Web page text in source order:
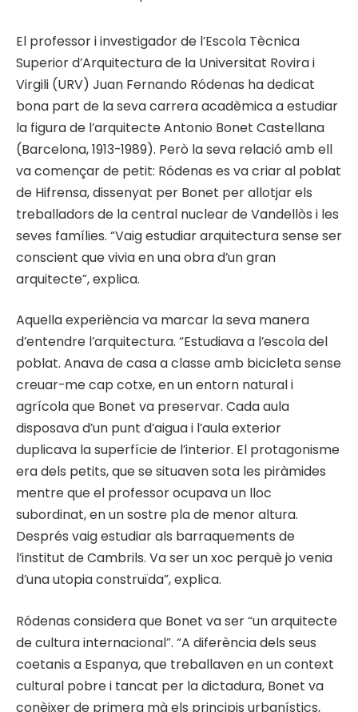
El professor i investigador de l’Escola Tècnica
Superior d’Arquitectura de la Universitat Rovira i
Virgili (URV) Juan Fernando Ródenas ha dedicat
bona part de la seva carrera acadèmica a estudiar
la figura de l’arquitecte Antonio Bonet Castellana
(Barcelona, 1913-1989). Però la seva relació amb ell
va començar de petit: Ródenas es va criar al poblat
de Hifrensa, dissenyat per Bonet per allotjar els
treballadors de la central nuclear de Vandellòs i les
seves famílies. “Vaig estudiar arquitectura sense ser
conscient que vivia en una obra d’un gran
arquitecte”, explica.
Aquella experiència va marcar la seva manera
d’entendre l’arquitectura. “Estudiava a l’escola del
poblat. Anava de casa a classe amb bicicleta sense
creuar-me cap cotxe, en un entorn natural i
agrícola que Bonet va preservar. Cada aula
disposava d’un punt d’aigua i l’aula exterior
duplicava la superfície de l’interior. El protagonisme
era dels petits, que se situaven sota les piràmides
mentre que el professor ocupava un lloc
subordinat, en un sostre pla de menor altura.
Després vaig estudiar als barraquements de
l’institut de Cambrils. Va ser un xoc perquè jo venia
d’una utopia construïda”, explica.
Ródenas considera que Bonet va ser “un arquitecte
de cultura internacional”. “A diferència dels seus
coetanis a Espanya, que treballaven en un context
cultural pobre i tancat per la dictadura, Bonet va
conèixer de primera mà els principis urbanístics,